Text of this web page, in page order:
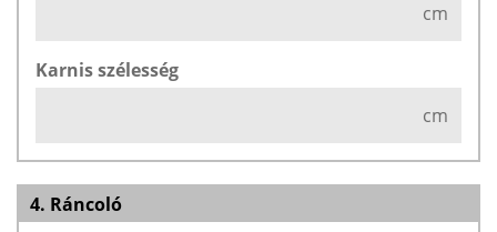
cm
Karnis szélesség
cm
4. Ráncoló